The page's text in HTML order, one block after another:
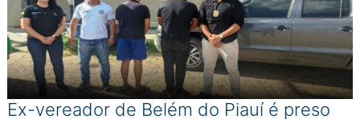
Ex-vereador de Belém do Piauí é preso